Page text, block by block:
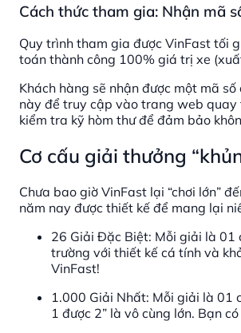
Cách thức tham gia: Nhận mã
Quy trình tham gia được VinFast tối
toán thành công 100% giá trị xe
Khách hàng sẽ nhận được một mã
này để truy cập vào trang web quay
kiểm tra kỹ hòm thư để đảm bảo
Cơ cấu giải thưởng
Chưa bao giờ VinFast lại “chơi lớn”
năm nay được thiết kế để mang lại
26 Giải Đặc Biệt: Mỗi giải là 01
trường với thiết kế cá tính và
VinFast!
1.000 Giải Nhất: Mỗi giải là 01
1 được 2” là vô cùng lớn. Bạn